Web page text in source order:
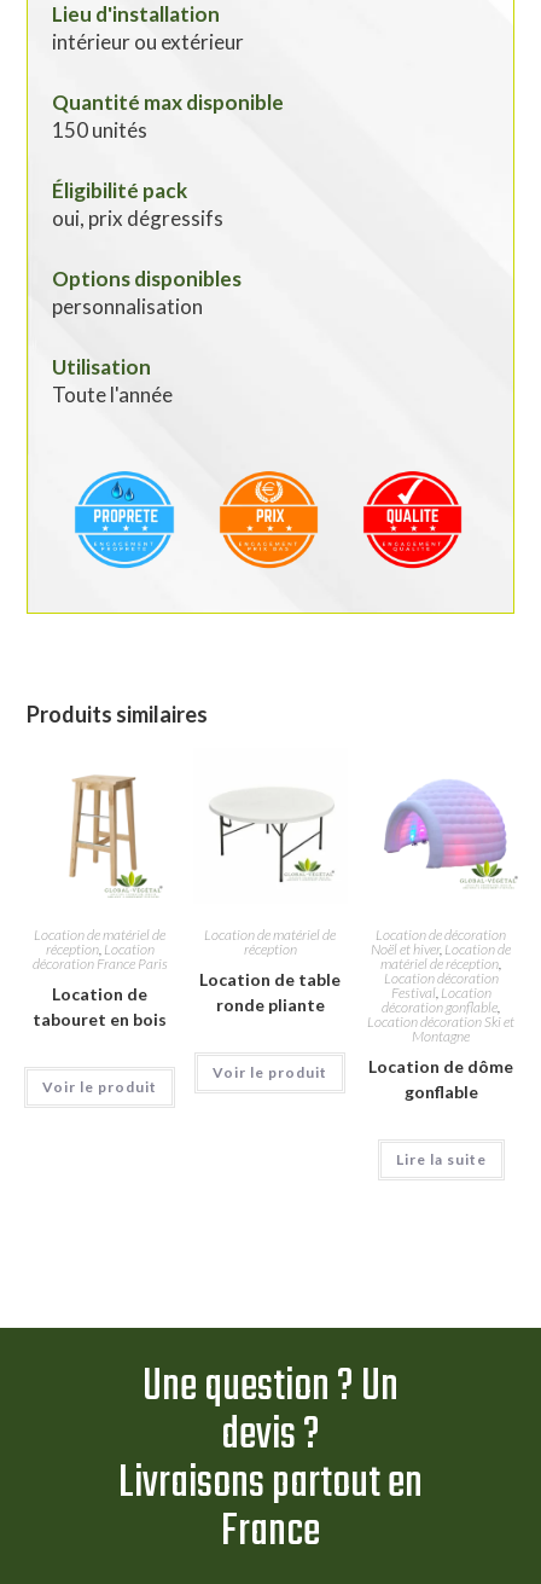
Lieu d'installation
intérieur ou extérieur
Quantité max disponible
150 unités
Éligibilité pack
oui, prix dégressifs
Options disponibles
personnalisation
Utilisation
Toute l'année
Produits similaires
Location de matériel de
réception, Location
décoration France Paris
Location de
tabouret en bois
Voir le produit
Location de matériel de
réception
Location de table
ronde pliante
Voir le produit
Location de décoration
Noël et hiver, Location de
matériel de réception
Location décoration
Festival, Location
décoration gonflable
Location décoration Ski et
Montagne
Location de dôme
gonflable
Lire la suite
Une question ? Un
devis ?
Livraisons partout en
France